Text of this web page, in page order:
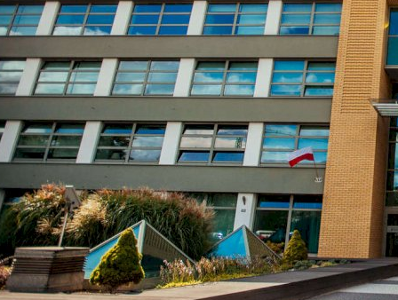
Люблинская Политехника (Люблинский Технический
Люблин, Польша